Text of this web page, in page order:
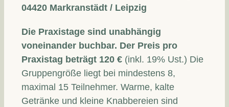
04420 Markranstädt / Leipzig
Die Praxistage sind unabhängig
voneinander buchbar. Der Preis pro
Praxistag beträgt 120 € (inkl. 19% Ust.) Die
Gruppengröße liegt bei mindestens 8,
maximal 15 Teilnehmer. Warme, kalte
Getränke und kleine Knabbereien sind